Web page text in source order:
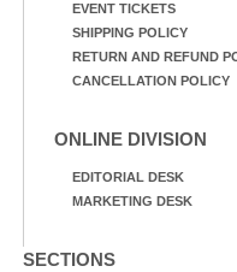
EVENT TICKETS
SHIPPING POLICY
RETURN AND REFUND
CANCELLATION POLICY
ONLINE DIVISION
EDITORIAL DESK
MARKETING DESK
SECTIONS